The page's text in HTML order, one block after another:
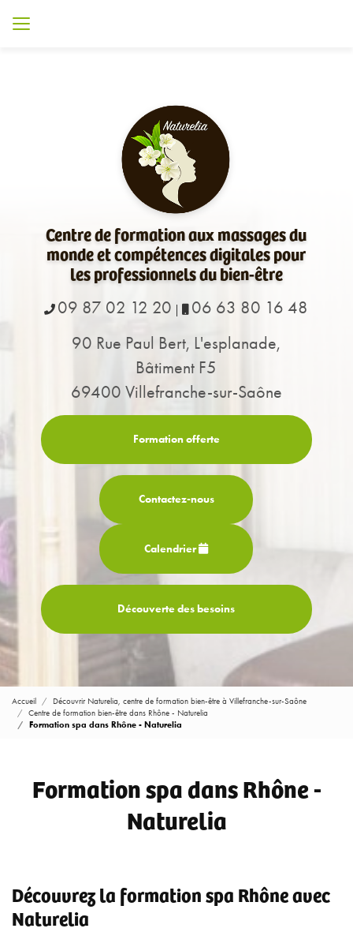
Centre de formation aux massages du
monde et compétences digitales pour
les professionnels du bien-être
09 87 02 12 20
06 63 80 16 48
90 Rue Paul Bert, L'esplanade,
Bâtiment F5
69400 Villefranche-sur-Saône
Formation offerte
Contactez-nous
Calendrier
Découverte des besoins
Accueil
Découvrir Naturelia, centre de formation bien-être à Villefranche-sur-Saône
Centre de formation bien-être dans Rhône - Naturelia
Formation spa dans Rhône - Naturelia
Formation spa dans Rhône -
Naturelia
Découvrez la formation spa Rhône avec
Naturelia